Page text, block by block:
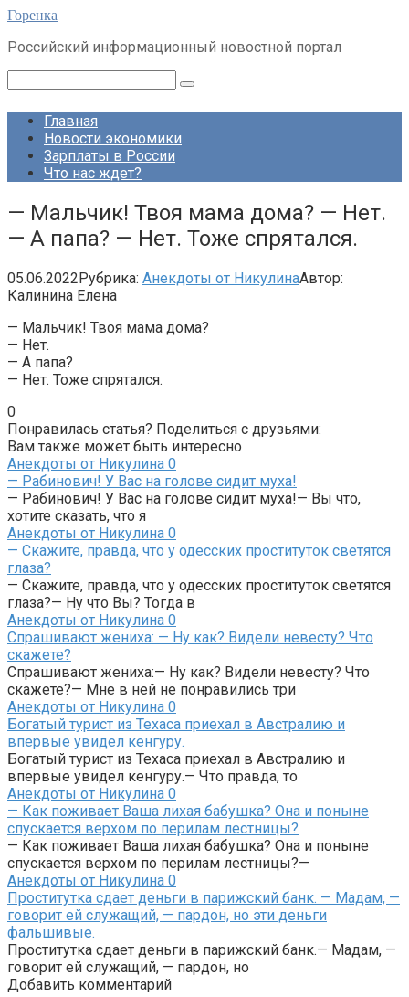
Перейти
контенту
Горенка
Российский информационный новостной портал
Главная
Новости экономики
Зарплаты в России
Что нас ждет?
— Мальчик! Твоя мама дома? — Нет.
— А папа? — Нет. Тоже спрятался.
05.06.2022Рубрика: Анекдоты от НикулинаАвтор:
Калинина Елена
— Мальчик! Твоя мама дома?
— Нет.
— А папа?
— Нет. Тоже спрятался.
0
Понравилась статья? Поделиться с друзьями:
Вам также может быть интересно
Анекдоты от Никулина 0
— Рабинович! У Вас на голове сидит муха!
— Рабинович! У Вас на голове сидит муха!— Вы что,
хотите сказать, что я
Анекдоты от Никулина 0
— Скажите, правда, что у одесских проституток светятся
глаза?
— Скажите, правда, что у одесских проституток светятся
глаза?— Ну что Вы? Тогда в
Анекдоты от Никулина 0
Спрашивают жениха: — Ну как? Видели невесту? Что
скажете?
Спрашивают жениха:— Ну как? Видели невесту? Что
скажете?— Мне в ней не понравились три
Анекдоты от Никулина 0
Богатый турист из Техаса приехал в Австралию и
впервые увидел кенгуру.
Богатый турист из Техаса приехал в Австралию и
впервые увидел кенгуру.— Что правда, то
Анекдоты от Никулина 0
— Как поживает Ваша лихая бабушка? Она и поныне
спускается верхом по перилам лестницы?
— Как поживает Ваша лихая бабушка? Она и поныне
спускается верхом по перилам лестницы?—
Анекдоты от Никулина 0
Проститутка сдает деньги в парижский банк. — Мадам, —
говорит ей служащий, — пардон, но эти деньги
фальшивые.
Проститутка сдает деньги в парижский банк.— Мадам, —
говорит ей служащий, — пардон, но
Добавить комментарий